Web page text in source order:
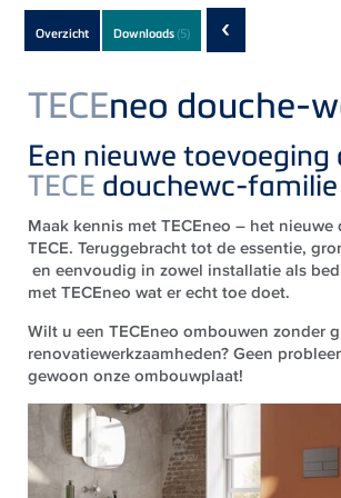
Subnavigation
of
current
Product
Overzicht Downloads(5) ‹
TECEneo douche-
Een nieuwe toevoeging
TECE douchewc-familie
Maak kennis met TECEneo – het
TECE. Teruggebracht tot de essentie,
en eenvoudig in zowel installatie als
met TECEneo wat er echt toe doet.
Wilt u een TECEneo ombouwen zonder
renovatiewerkzaamheden? Geen
gewoon onze ombouwplaat!